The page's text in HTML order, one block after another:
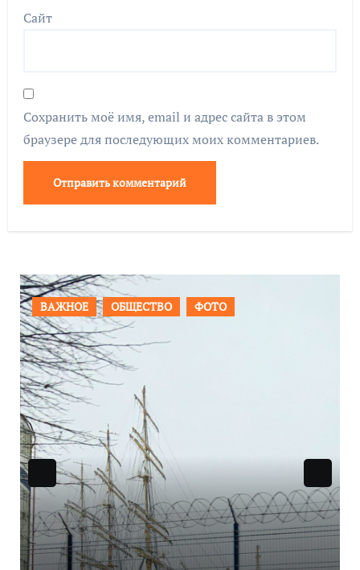
Сайт
Сохранить моё имя, email и адрес сайта в этом
браузере для последующих моих комментариев.
ПРОИСШЕСТВИЯ ФОТО